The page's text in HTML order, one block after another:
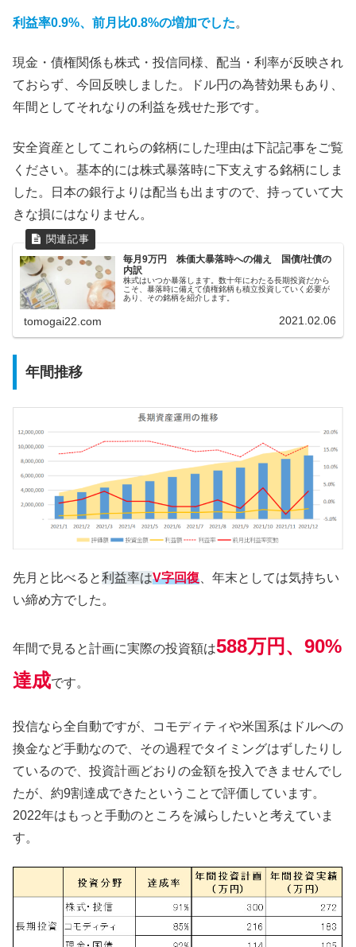
利益率0.9%、前月比0.8%の増加でした。
現金・債権関係も株式・投信同様、配当・利率が反映され
ておらず、今回反映しました。ドル円の為替効果もあり、
年間としてそれなりの利益を残せた形です。
安全資産としてこれらの銘柄にした理由は下記記事をご覧
ください。基本的には株式暴落時に下支えする銘柄にしま
した。日本の銀行よりは配当も出ますので、持っていて大
きな損にはなりません。
毎月9万円 株価大暴落時への備え 国債/社債の
内訳
株式はいつか暴落します。数十年にわたる長期投資だから
こそ、暴落時に備えて債権銘柄も積立投資していく必要が
あり、その銘柄を紹介します。
tomogai22.com 2021.02.06
年間推移
先月と比べると利益率はV字回復 、年末としては気持ちい
い締め方でした。
年間で見ると計画に実際の投資額は588万円、90%
達成です。
投信なら全自動ですが、コモディティや米国系はドルへの
換金など手動なので、その過程でタイミングはずしたりし
ているので、投資計画どおりの金額を投入できませんでし
たが、約9割達成できたということで評価しています。
2022年はもっと手動のところを減らしたいと考えていま
す。